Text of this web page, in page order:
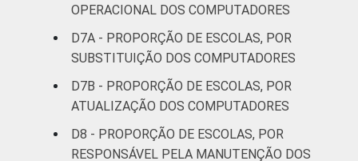
OPERACIONAL DOS COMPUTADORES
D7A - PROPORÇÃO DE ESCOLAS, POR
SUBSTITUIÇÃO DOS COMPUTADORES
D7B - PROPORÇÃO DE ESCOLAS, POR
ATUALIZAÇÃO DOS COMPUTADORES
D8 - PROPORÇÃO DE ESCOLAS, POR
RESPONSÁVEL PELA MANUTENÇÃO DOS